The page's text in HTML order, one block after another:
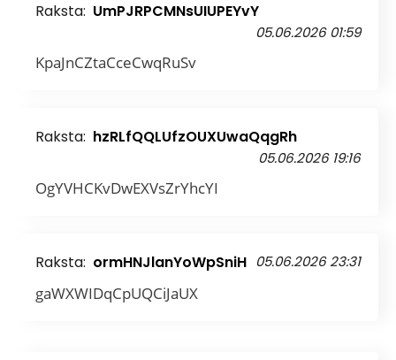
Raksta: UmPJRPCMNsUIUPEYvY
05.06.2026 01:59
KpaJnCZtaCceCwqRuSv
Raksta: hzRLfQQLUfzOUXUwaQqgRh
05.06.2026 19:16
OgYVHCKvDwEXVsZrYhcYI
Raksta: ormHNJlanYoWpSniH 05.06.2026 23:31
gaWXWIDqCpUQCiJaUX